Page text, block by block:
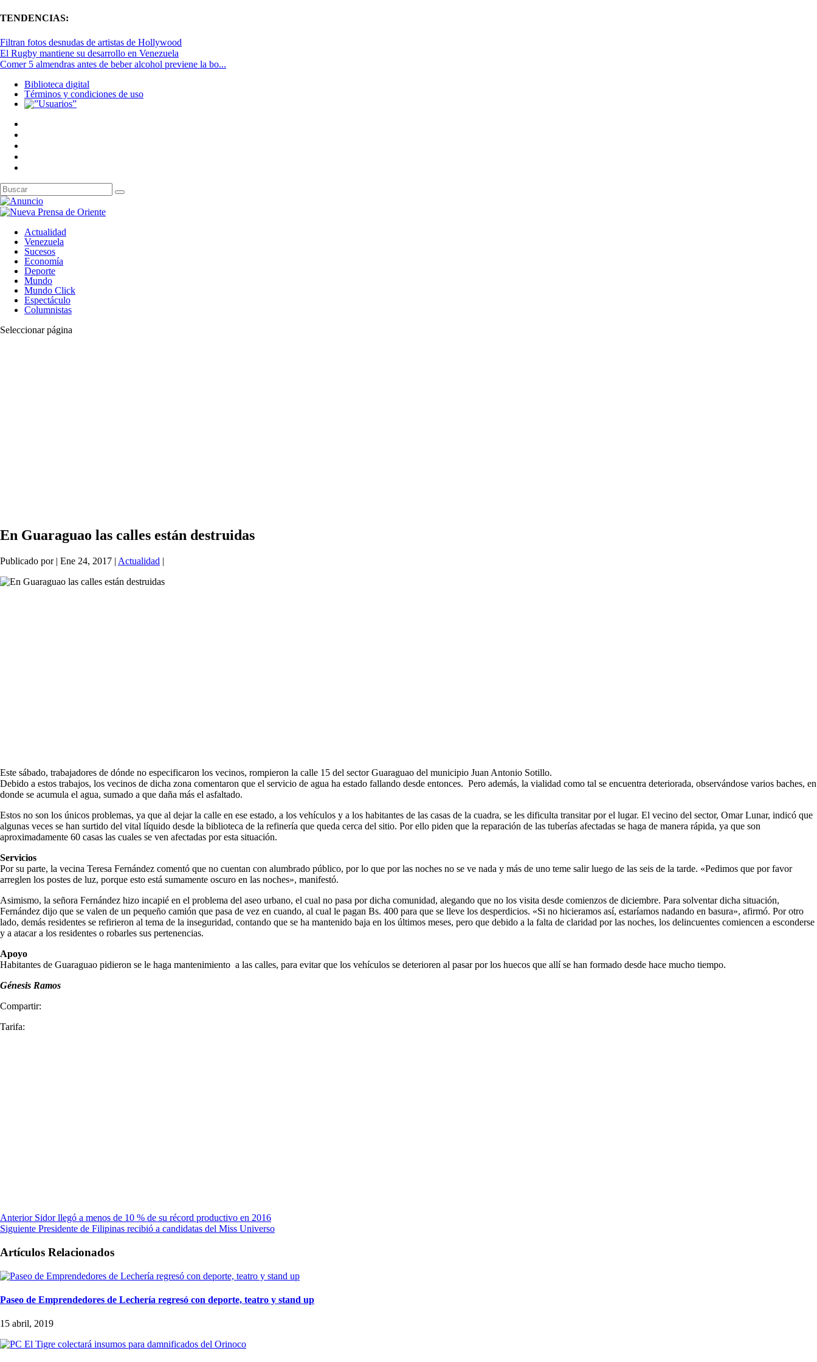
TENDENCIAS:
Filtran fotos desnudas de artistas de Hollywood
El Rugby mantiene su desarrollo en Venezuela
Comer 5 almendras antes de beber alcohol previene la bo...
Biblioteca digital
Términos y condiciones de uso
Actualidad
Venezuela
Sucesos
Economía
Deporte
Mundo
Mundo Click
Espectáculo
Columnistas
Seleccionar página
En Guaraguao las calles están destruidas
Publicado por | Ene 24, 2017 | Actualidad |
Este sábado, trabajadores de dónde no especificaron los vecinos, rompieron la calle 15 del sector Guaraguao del municipio Juan Antonio Sotillo.
Debido a estos trabajos, los vecinos de dicha zona comentaron que el servicio de agua ha estado fallando desde entonces. Pero además, la vialidad como tal se encuentra deteriorada, observándose varios baches, en
donde se acumula el agua, sumado a que daña más el asfaltado.
Estos no son los únicos problemas, ya que al dejar la calle en ese estado, a los vehículos y a los habitantes de las casas de la cuadra, se les dificulta transitar por el lugar. El vecino del sector, Omar Lunar, indicó que
algunas veces se han surtido del vital líquido desde la biblioteca de la refinería que queda cerca del sitio. Por ello piden que la reparación de las tuberías afectadas se haga de manera rápida, ya que son
aproximadamente 60 casas las cuales se ven afectadas por esta situación.
Servicios
Por su parte, la vecina Teresa Fernández comentó que no cuentan con alumbrado público, por lo que por las noches no se ve nada y más de uno teme salir luego de las seis de la tarde. «Pedimos que por favor
arreglen los postes de luz, porque esto está sumamente oscuro en las noches», manifestó.
Asimismo, la señora Fernández hizo incapié en el problema del aseo urbano, el cual no pasa por dicha comunidad, alegando que no los visita desde comienzos de diciembre. Para solventar dicha situación,
Fernández dijo que se valen de un pequeño camión que pasa de vez en cuando, al cual le pagan Bs. 400 para que se lleve los desperdicios. «Si no hicieramos así, estaríamos nadando en basura», afirmó. Por otro
lado, demás residentes se refirieron al tema de la inseguridad, contando que se ha mantenido baja en los últimos meses, pero que debido a la falta de claridad por las noches, los delincuentes comiencen a esconderse
y a atacar a los residentes o robarles sus pertenencias.
Apoyo
Habitantes de Guaraguao pidieron se le haga mantenimiento a las calles, para evitar que los vehículos se deterioren al pasar por los huecos que allí se han formado desde hace mucho tiempo.
Génesis Ramos
Compartir:
Tarifa:
Anterior Sidor llegó a menos de 10 % de su récord productivo en 2016
Siguiente Presidente de Filipinas recibió a candidatas del Miss Universo
Artículos Relacionados
Paseo de Emprendedores de Lechería regresó con deporte, teatro y stand up
15 abril, 2019